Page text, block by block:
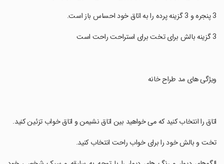
‏ویژگی های مد طراح خانه
‏اتاق را انتخاب کنید که می خواهید بین اتاق نشیمن و اتاق خواب تزئین کنید.
‏تخت و بالش خود را برای خواب راحت انتخاب کنید.